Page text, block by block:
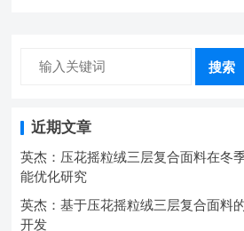
搜索
近期文章
英杰：压花摇粒绒三层复合面料在冬
能优化研究
英杰：基于压花摇粒绒三层复合面料
开发